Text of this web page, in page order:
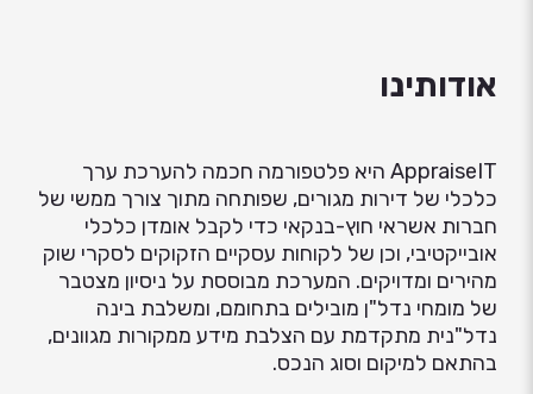
אודותינו
AppraiseIT היא פלטפורמה חכמה להערכת ערך
כלכלי של דירות מגורים, שפותחה מתוך צורך ממשי של
חברות אשראי חוץ-בנקאי כדי לקבל אומדן כלכלי
אובייקטיבי, וכן של לקוחות עסקיים הזקוקים לסקרי שוק
מהירים ומדויקים. המערכת מבוססת על ניסיון מצטבר
של מומחי נדל"ן מובילים בתחומם, ומשלבת בינה
נדל"נית מתקדמת עם הצלבת מידע ממקורות מגוונים,
בהתאם למיקום וסוג הנכס.